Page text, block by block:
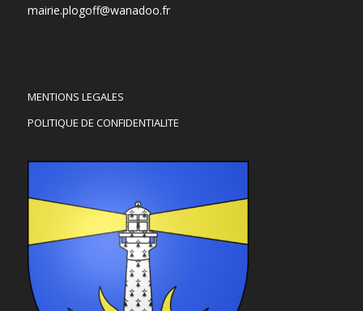
mairie.plogoff@wanadoo.fr
MENTIONS LEGALES
POLITIQUE DE CONFIDENTIALITE